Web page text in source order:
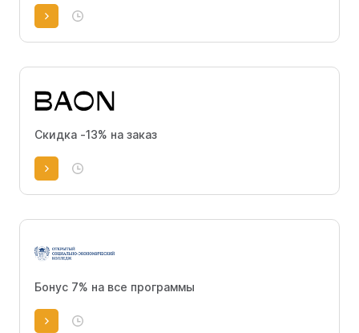
Скидка -13% на заказ
Бонус 7% на все программы